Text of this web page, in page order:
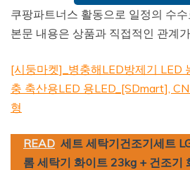
쿠팡파트너스 활동으로 일정의 수
본문 내용은 상품과 직접적인 관계
[시둥마켓]_병충해LED방제기 LED
충 축산용LED 용LED_[SDmart],
형
READ 세트 세탁기건조기세트
롬 세탁기 화이트 23kg + 건조기